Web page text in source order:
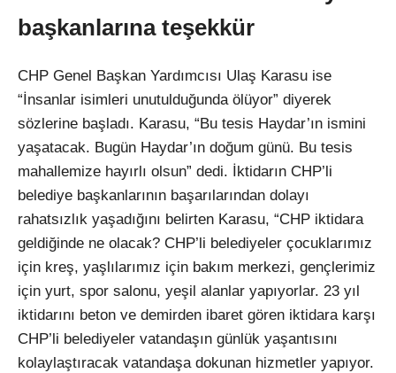
başkanlarına teşekkür
CHP Genel Başkan Yardımcısı Ulaş Karasu ise
“İnsanlar isimleri unutulduğunda ölüyor” diyerek
sözlerine başladı. Karasu, “Bu tesis Haydar’ın ismini
yaşatacak. Bugün Haydar’ın doğum günü. Bu tesis
mahallemize hayırlı olsun” dedi. İktidarın CHP’li
belediye başkanlarının başarılarından dolayı
rahatsızlık yaşadığını belirten Karasu, “CHP iktidara
geldiğinde ne olacak? CHP’li belediyeler çocuklarımız
için kreş, yaşlılarımız için bakım merkezi, gençlerimiz
için yurt, spor salonu, yeşil alanlar yapıyorlar. 23 yıl
iktidarını beton ve demirden ibaret gören iktidara karşı
CHP’li belediyeler vatandaşın günlük yaşantısını
kolaylaştıracak vatandaşa dokunan hizmetler yapıyor.